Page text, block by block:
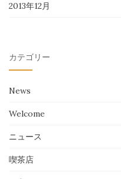
2013年12月
カテゴリー
News
Welcome
ニュース
喫茶店